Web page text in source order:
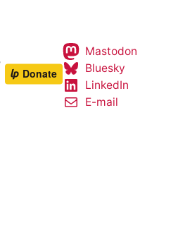
Mastodon
Bluesky
LinkedIn
E-mail